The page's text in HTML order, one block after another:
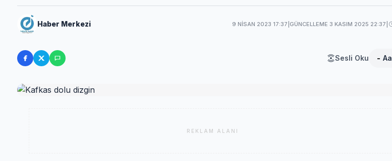
Haber Merkezi 9 NISAN 2023 17:37 GÜNCELLEME 3 KASIM 2025 22:37
Sesli Oku - Aa
REKLAM ALANI